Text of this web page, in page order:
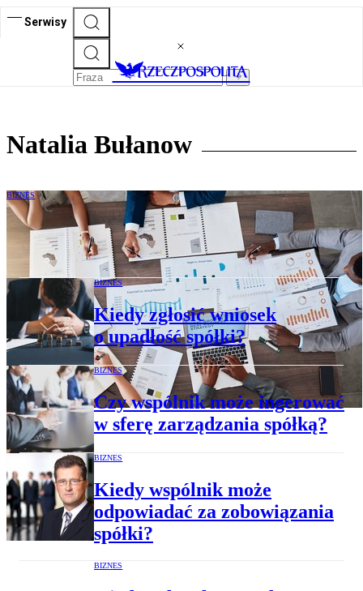
Serwisy
Natalia Bułanow
BIZNES
Kto odpowie za wypłatę nienależnej
dywidendy?
BIZNES
Kiedy zgłosić wniosek
o upadłość spółki?
BIZNES
Czy wspólnik może ingerować
w sferę zarządzania spółką?
BIZNES
Kiedy wspólnik może
odpowiadać za zobowiązania
spółki?
BIZNES